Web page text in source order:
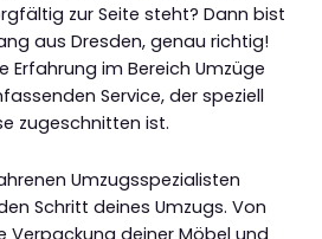
zur Seite steht? Dann bist
aus Dresden, genau richtig!
Erfahrung im Bereich Umzüge
Service, der speziell
zugeschnitten ist.
Umzugsspezialisten
Schritt deines Umzugs. Von